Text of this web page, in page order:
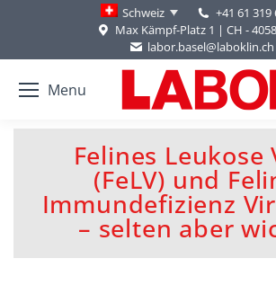
Schweiz
+41 61 319
Max Kämpf-Platz 1 | CH -
labor.basel@laboklin.ch
Menu
Felines Leukose
(FeLV) und
Immundefizienz
– selten aber
You are here: